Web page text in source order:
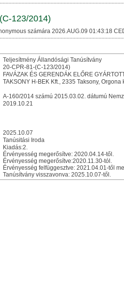
123/2014)
számára 2026.AUG.09 01:43:18
Teljesítmény Állandósági Tanúsítvány
20-CPR-81-(C-123/2014)
FAVÁZAK ÉS GERENDÁK ELŐRE
TAKSONY H-BEK Kft., 2335 Taksony, Orgona
A-160/2014 számú 2015.03.02. dátumú
2019.10.21
2025.10.07
Tanúsitási Iroda
Kiadás:2.
Érvényesség megerősítve: 2020.04.14-től.
Érvényesség megerősítve:2020.11.30-tól.
Érvényesség felfüggesztve: 2021.04.01-től
Tanúsítvány visszavonva: 2025.10.07-től.